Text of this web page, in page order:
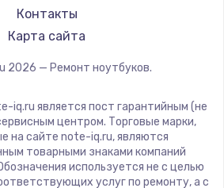
LG
Panasonic
ZTE
Hiper
Evga
Контакты
Карта сайта
2026 — Ремонт ноутбуков.
iq.ru является пост гарантийным (не
центром. Торговые марки,
на сайте note-iq.ru, являются
товарными знаками компаний
используется не с целью
услуг по ремонту, а с